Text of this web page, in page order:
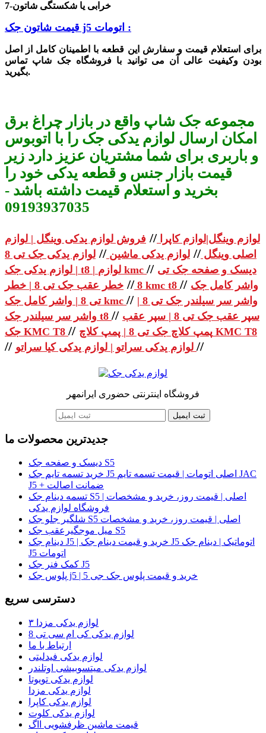
7-خرابی یا شکستگی شاتون
قیمت شاتون جک j5 اتومات :
برای استعلام قیمت و سفارش این قطعه با اطمینان کامل از اصل
بودن وکیفیت عالی آن می توانید با فروشگاه جک شاپ تماس
بگیرید.
مجموعه جک شاپ واقع در بازار چراغ برق
امکان ارسال لوازم یدکی جک را با اتوبوس
و باربری برای شما مشتریان عزیز دارد زیر
قیمت بازار جنس و قطعه یدکی خود را
بخرید و استعلام قیمت داشته باشد -
09193937035
لوازم وینگل|لوازم کاپرا // فروش لوازم یدکی وینگل | لوازم
اصلی وینگل // لوازم یدکی ماشین //
لوازم یدکی جک تی 8
| لوازم یدکی جک t8 | لوازم kmc // دیسک و صفحه جک تی
8
// خطر عقب جک تی 8 | خطر kmc t8 // واشر کامل جک
تی 8 | واشر کامل جک kmc // واشر سر سیلندر جک تی 8 |
واشر سر سیلندر جک t8 // سپر عقب جک تی 8 | سپر عقب
جک KMC T8 // پمپ کلاچ جک تی 8 | پمپ کلاچ KMC T8
// //
فروشگاه اینترنتی حضوری ایرانمهر
ثبت ایمیل
جدیدترین محصولات ما
دیسک و صفحه جک S5
خرید تسمه تایم جک J5 اصلی اتومات | قیمت تسمه تایم JAC
J5 + ضمانت اصالت
تسمه دینام جک S5 اصلی | قیمت روز، خرید و مشخصات |
فروشگاه لوازم یدکی
شلگیر جلو جک S5 اصلی | قیمت روز، خرید و مشخصات
میل موجگیرعقب جک S5
دینام جک J5 | خرید و قیمت دینام جک J5 اتوماتیک | دینام جک
J5 اتومات
کمک فنر جک J5
پلوس جک j5 | خرید و قیمت پلوس جک جی 5
دسترسی سریع
لوازم یدکی مزدا ۳
لوازم یدکی کی ام سی تی 8
ارتباط با ما
لوازم یدکی فیدلیتی
لوازم یدکی میتسوبیشی اوتلندر
لوازم یدکی تویوتا
لوازم یدکی مزدا
لوازم یدکی کاپرا
لوازم یدکی کلوت
قیمت ماشین ظرفشویی ااگ